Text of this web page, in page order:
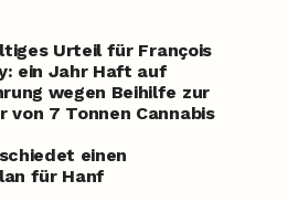
Urteil für François
ein Jahr Haft auf
wegen Beihilfe zur
von 7 Tonnen Cannabis
einen
für Hanf